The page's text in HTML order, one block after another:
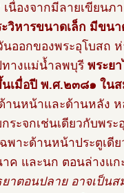
เนื่องจากมีลายเขียนภ
ะวิหารขนาดเล็ก มีขน
นออกของพระอุโบสถ
ทางแม่น้ำลพบุรี พระย
นเมื่อปี พ.ศ.๒๓๘๑ ในส
านหน้าและด้านหลัง ห
กระจกเช่นเดียวกับพร
พาะด้านหน้าประตูเดี
ค และนก ตอนล่างแ
าตอนปลาย อาจเป็นส